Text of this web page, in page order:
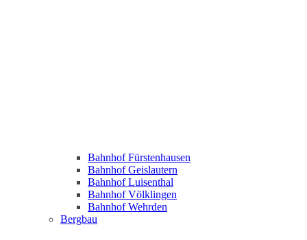
Bahnhof Fürstenhausen
Bahnhof Geislautern
Bahnhof Luisenthal
Bahnhof Völklingen
Bahnhof Wehrden
Bergbau